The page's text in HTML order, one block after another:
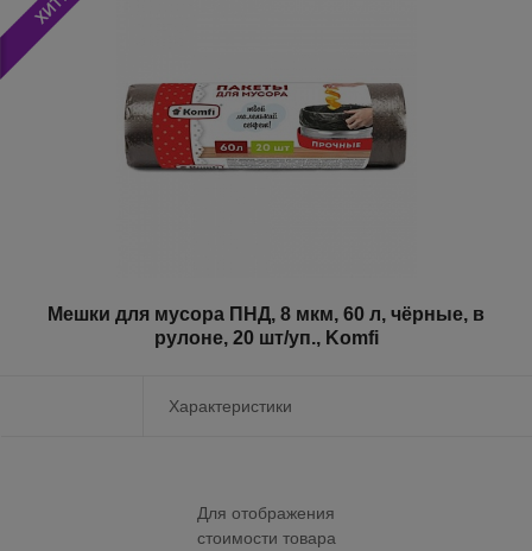
Мешки для мусора ПНД, 8 мкм, 60 л, чёрные, в
рулоне, 20 шт/уп., Komfi
Характеристики
Для отображения
стоимости товара